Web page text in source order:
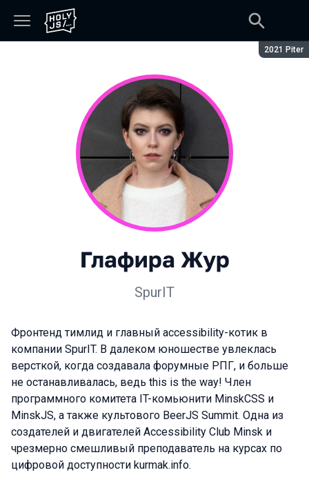
Сезон:
2021 Piter
Глафира Жур
SpurIT
Фронтенд тимлид и главный accessibility-котик в
компании SpurIT. В далеком юношестве увлеклась
версткой, когда создавала форумные РПГ, и больше
не останавливалась, ведь this is the way! Член
программного комитета IT-комьюнити MinskCSS и
MinskJS, а также культового BeerJS Summit. Одна из
создателей и двигателей Accessibility Club Minsk и
чрезмерно смешливый преподаватель на курсах по
цифровой доступности kurmak.info.